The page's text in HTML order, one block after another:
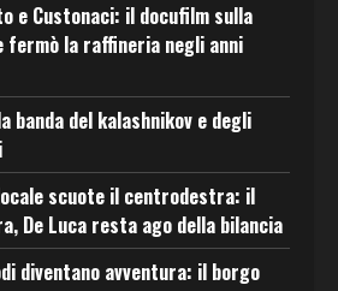
e Custonaci: il docufilm sulla
fermò la raffineria negli anni
banda del kalashnikov e degli
scuote il centrodestra: il
De Luca resta ago della bilancia
diventano avventura: il borgo